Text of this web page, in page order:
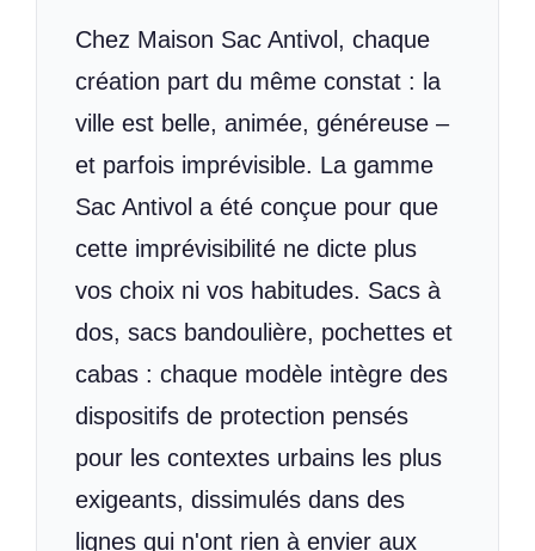
Chez Maison Sac Antivol, chaque
création part du même constat : la
ville est belle, animée, généreuse –
et parfois imprévisible. La gamme
Sac Antivol a été conçue pour que
cette imprévisibilité ne dicte plus
vos choix ni vos habitudes. Sacs à
dos, sacs bandoulière, pochettes et
cabas : chaque modèle intègre des
dispositifs de protection pensés
pour les contextes urbains les plus
exigeants, dissimulés dans des
lignes qui n'ont rien à envier aux